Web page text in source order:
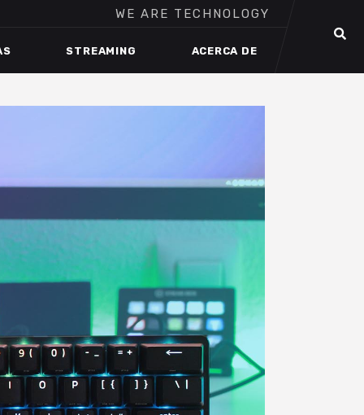
WE ARE TECHNOLOGY
STREAMING ACERCA DE